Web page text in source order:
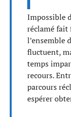
Impossible
réclamé
l’ensemble
fluctuent,
temps
recours.
parcours
espérer